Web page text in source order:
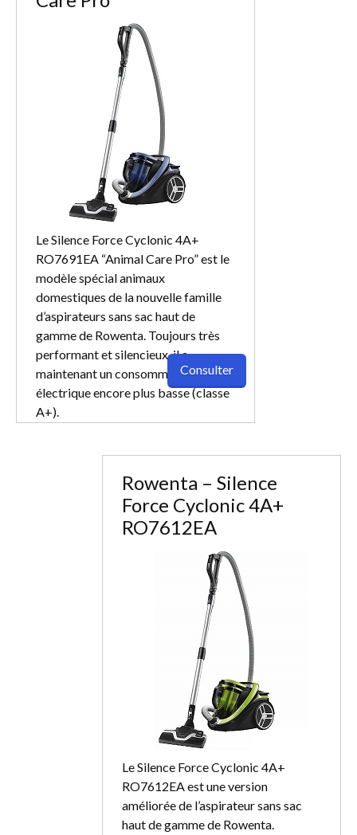
Le Silence Force Cyclonic 4A+
RO7691EA “Animal Care Pro” est le
modèle spécial animaux
domestiques de la nouvelle famille
d’aspirateurs sans sac haut de
gamme de Rowenta. Toujours très
performant et silencieux, il a
maintenant un consommation
électrique encore plus basse (classe
A+).
Consulter
Rowenta – Silence
Force Cyclonic 4A+
RO7612EA
Le Silence Force Cyclonic 4A+
RO7612EA est une version
améliorée de l’aspirateur sans sac
haut de gamme de Rowenta.